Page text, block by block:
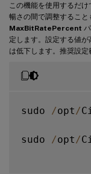
この機能を使用するだ
暢さの間で調整すること
MaxBitRatePercent
定します。設定する値
は低下します。推奨設定
sudo /opt /
sudo /opt /